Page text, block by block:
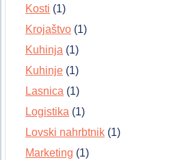
Kosti (1)
Krojaštvo (1)
Kuhinja (1)
Kuhinje (1)
Lasnica (1)
Logistika (1)
Lovski nahrbtnik (1)
Marketing (1)